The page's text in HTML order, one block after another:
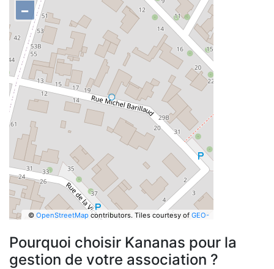
−
© OpenStreetMapcontributors. Tiles courtesy of GEO-
Pourquoi choisir Kananas pour la
gestion de votre association ?